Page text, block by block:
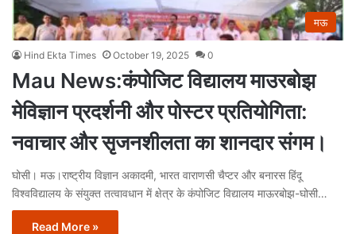
मऊ
Hind Ekta Times October 19, 2025 0
Mau News:कंपोजिट विद्यालय माउरबोझ
मेविज्ञान प्रदर्शनी और पोस्टर प्रतियोगिता:
नवाचार और सृजनशीलता का शानदार संगम।
घोसी। मऊ।राष्ट्रीय विज्ञान अकादमी, भारत वाराणसी चैप्टर और बनारस हिंदू
विश्वविद्यालय के संयुक्त तत्वावधान में क्षेत्र के कंपोजिट विद्यालय माऊरबोझ-घोसी…
Read More »